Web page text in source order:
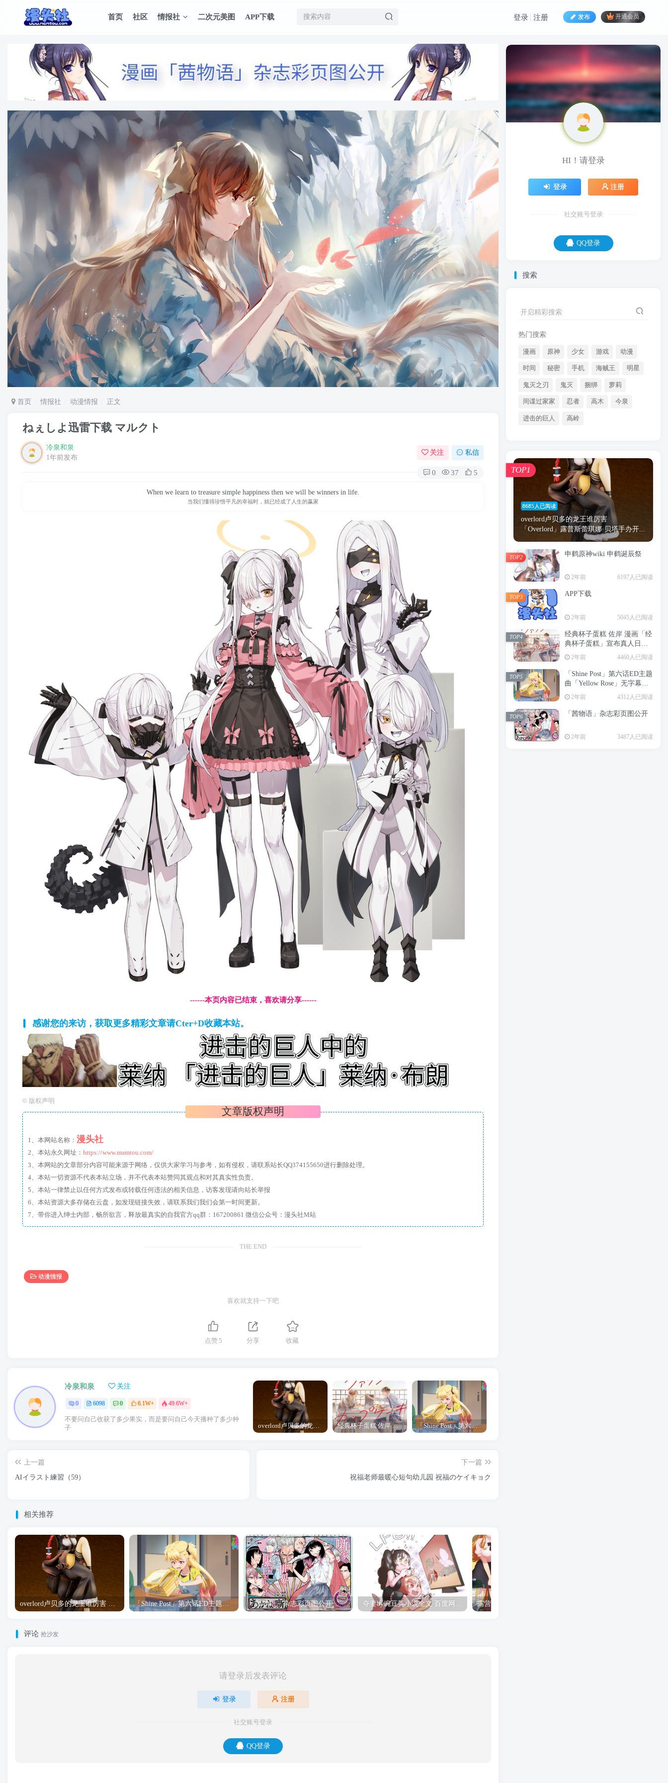
首页 社区 情报社 二次元美图 APP下载 发布 开通会员
登录 注册
首页 情报社 动漫情报 正文
ねぇしよ迅雷下载 マルクト
冷泉和泉
1年前发布
关注 私信
0 37 5
When we learn to treasure simple happiness then we will be winners in life.
当我们懂得珍惜平凡的幸福时，就已经成了人生的赢家
------本页内容已结束，喜欢请分享------
感谢您的来访，获取更多精彩文章请Cter+D收藏本站。
© 版权声明
文章版权声明
1、本网站名称： 漫头社
2、本站永久网址： https://www.mamtou.com/
3、本网站的文章部分内容可能来源于网络，仅供大家学习与参考，如有侵权，请联系站长QQ374155650进行删除处理。
4、本站一切资源不代表本站立场，并不代表本站赞同其观点和对其真实性负责。
5、本站一律禁止以任何方式发布或转载任何违法的相关信息，访客发现请向站长举报
6、本站资源大多存储在云盘，如发现链接失效，请联系我们我们会第一时间更新。
7、带你进入绅士内部，畅所欲言，释放最真实的自我官方qq群：167200861 微信公众号：漫头社M站
THE END
动漫情报
喜欢就支持一下吧
点赞 5 分享 收藏
冷泉和泉 关注
0 6098 0 6.1W+ 49.6W+
不要问自己收获了多少果实，而是要问自己今天播种了多少种
子
overlord卢贝多的龙王谁厉害 「Overlord」露普斯蕾琪娜·贝塔手办开订 经典杯子蛋糕 佐岸 漫画「经典杯子蛋糕」宣布真人日剧化 「Shine Post」第六话ED主题曲「Yellow Rose」无字幕MV公开
上一篇
AIイラスト練習（59）
下一篇
祝福老师最暖心短句幼儿园 祝福のケイキョク
相关推荐
overlord卢贝多的龙王谁厉害 「Overlord」露普斯蕾琪娜·贝塔手办开订 「Shine Post」第六话ED主题曲「Yellow Rose」无字幕MV公开 「茜物语」杂志彩页图公开 夺妻by豌豆荚小说全文 百度网盘 Duo!
评论 抢沙发
请登录后发表评论
登录 注册
社交账号登录
QQ登录
HI！请登录
登录 注册
社交账号登录
QQ登录
搜索
开启精彩搜索
热门搜索
漫画 原神 少女 游戏 动漫
时间 秘密 手机 海贼王 明星
鬼灭之刃 鬼灭 捆绑 萝莉
间谍过家家 忍者 高木 今泉
进击的巨人 高岭
8685人已阅读
overlord卢贝多的龙王谁厉害
「Overlord」露普斯蕾琪娜·贝塔手办开...
TOP1
申鹤原神wiki 申鹤诞辰祭
2年前 6197人已阅读
TOP2
APP下载
2年前 5045人已阅读
TOP3
经典杯子蛋糕 佐岸 漫画「经
典杯子蛋糕」宣布真人日剧
化
2年前 4460人已阅读
TOP4
「Shine Post」第六话ED主题
曲「Yellow Rose」无字幕MV
公开
2年前 4312人已阅读
TOP5
「茜物语」杂志彩页图公开
2年前 3487人已阅读
TOP6
HI！请登录
登录 注册
社交账号登录
QQ登录
小时候写作文都是扶老人，现在想想，我
时间 秘密 手机 海贼王
鬼灭 捆绑 萝莉
间谍过家家 忍者 高木
进击的巨人 高岭
8685人已阅读
overlord卢贝多的龙王谁厉害
「Overlord」露普斯蕾琪娜·贝塔手办开...
TOP1
申鹤原神wiki 申鹤诞辰祭
2年前 6197人已阅读
TOP2
APP下载
2年前 5045人已阅读
TOP3
经典杯子蛋糕 佐岸 漫画「经
典杯子蛋糕」宣布真人日剧
TOP4